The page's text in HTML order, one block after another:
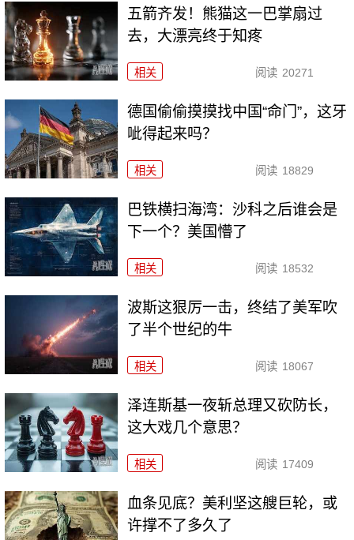
五箭齐发！熊猫这一巴掌扇过
去，大漂亮终于知疼
相关 阅读 20271
德国偷偷摸摸找中国“命门”，这牙
呲得起来吗？
相关 阅读 18829
巴铁横扫海湾：沙科之后谁会是
下一个？美国懵了
相关 阅读 18532
波斯这狠厉一击，终结了美军吹
了半个世纪的牛
相关 阅读 18067
泽连斯基一夜斩总理又砍防长，
这大戏几个意思？
相关 阅读 17409
血条见底？美利坚这艘巨轮，或
许撑不了多久了